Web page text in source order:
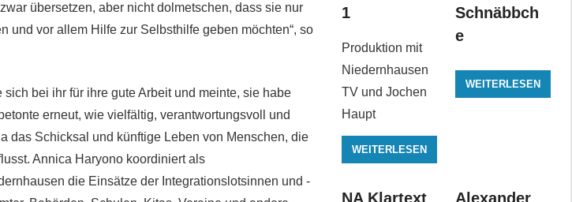
übersetzen, aber nicht dolmetschen, dass sie nur
und vor allem Hilfe zur Selbsthilfe geben möchten“, so
bei ihr für ihre gute Arbeit und meinte, sie habe
erneut, wie vielfältig, verantwortungsvoll und
das Schicksal und künftige Leben von Menschen, die
Annica Haryono koordiniert als
die Einsätze der Integrationslotsinnen und -
1
Produktion mit
Niedernhausen
TV und Jochen
Haupt
WEITERLESEN
Schnäbbch
e
WEITERLESEN
NA Klartext
Alexander